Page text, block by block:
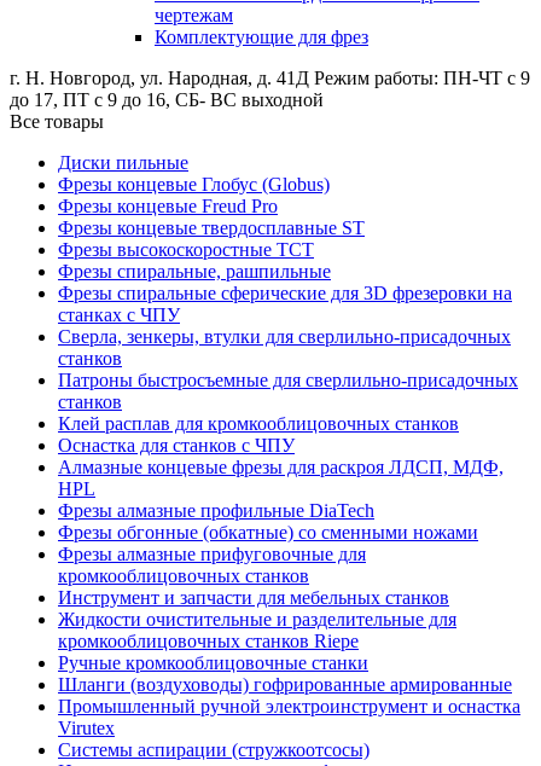
чертежам
Комплектующие для фрез
г. Н. Новгород, ул. Народная, д. 41Д Режим работы: ПН-ЧТ с 9
до 17, ПТ с 9 до 16, СБ- ВС выходной
Все товары
Диски пильные
Фрезы концевые Глобус (Globus)
Фрезы концевые Freud Pro
Фрезы концевые твердосплавные ST
Фрезы высокоскоростные ТСТ
Фрезы спиральные, рашпильные
Фрезы спиральные сферические для 3D фрезеровки на
станках с ЧПУ
Сверла, зенкеры, втулки для сверлильно-присадочных
станков
Патроны быстросъемные для сверлильно-присадочных
станков
Клей расплав для кромкооблицовочных станков
Оснастка для станков с ЧПУ
Алмазные концевые фрезы для раскроя ЛДСП, МДФ,
HPL
Фрезы алмазные профильные DiaTech
Фрезы обгонные (обкатные) со сменными ножами
Фрезы алмазные прифуговочные для
кромкооблицовочных станков
Инструмент и запчасти для мебельных станков
Жидкости очистительные и разделительные для
кромкооблицовочных станков Riepe
Ручные кромкооблицовочные станки
Шланги (воздуховоды) гофрированные армированные
Промышленный ручной электроинструмент и оснастка
Virutex
Системы аспирации (стружкоотсосы)